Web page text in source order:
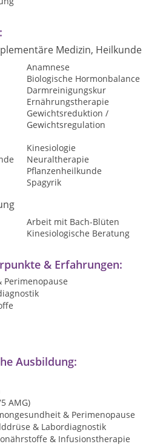
Medizin, Heilkunde
Anamnese
Biologische Hormonbalance
Darmreinigungskur
Ernährungstherapie
Gewichtsreduktion /
Gewichtsregulation
Kinesiologie
Neuraltherapie
Pflanzenheilkunde
Spagyrik
Arbeit mit Bach-Blüten
Kinesiologische Beratung
& Erfahrungen:
Perimenopause
Ausbildung:
AMG)
& Perimenopause
& Labordiagnostik
& Infusionstherapie